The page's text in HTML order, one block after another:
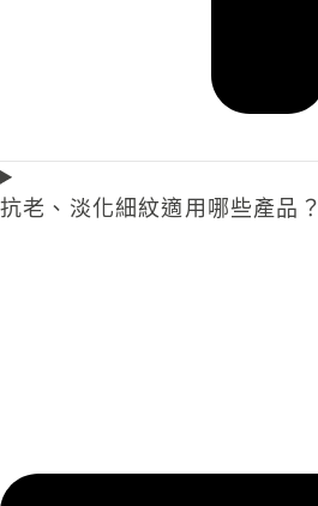
抗老、淡化細紋適用哪些產品？​